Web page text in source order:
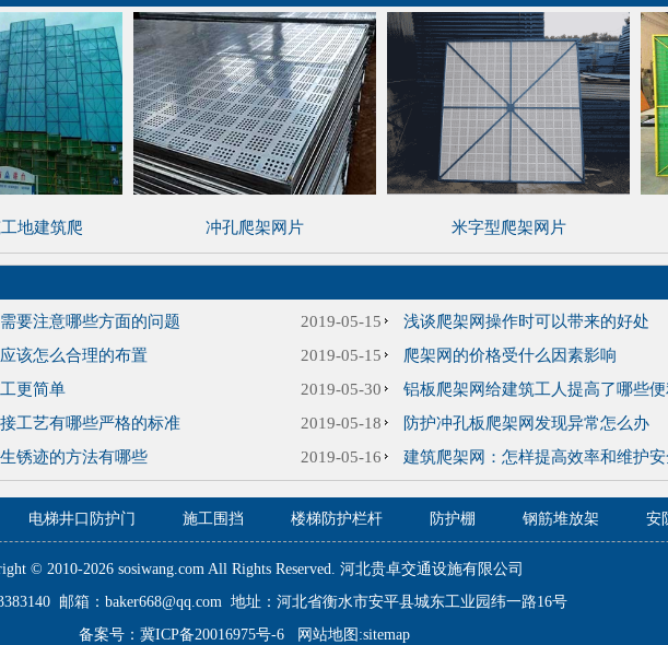
地建筑爬 冲孔爬架网片 米字型爬架网片
2019-05-15
要注意哪些方面的问题
浅谈爬架网操作时可以带来的好处
2019-05-15
该怎么合理的布置
爬架网的价格受什么因素影响
2019-05-30
更简单
铝板爬架网给建筑工人提高了哪些便
2019-05-18
工艺有哪些严格的标准
防护冲孔板爬架网发现异常怎么办
2019-05-16
锈迹的方法有哪些 建筑爬架网：怎样提高效率和维护安
电梯井口防护门 施工围挡 楼梯防护栏杆 防护棚 钢筋堆放架 安
© 2010-2026 sosiwang.com All Rights Reserved. 河北贵卓交通设施有限公司
邮箱：baker668@qq.com 地址：河北省衡水市安平县城东工业园纬一路16号
备案号： 冀ICP备20016975号-6网站地图:sitemap